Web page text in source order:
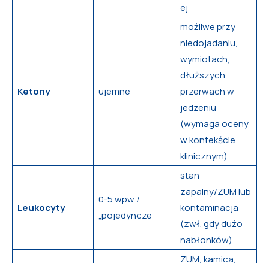
ej
Ketony ujemne
możliwe przy
niedojadaniu,
wymiotach,
dłuższych
przerwach w
jedzeniu
(wymaga oceny
w kontekście
klinicznym)
Leukocyty
0-5 wpw /
„pojedyncze”
stan
zapalny/ZUM lub
kontaminacja
(zwł. gdy dużo
nabłonków)
ZUM, kamica,